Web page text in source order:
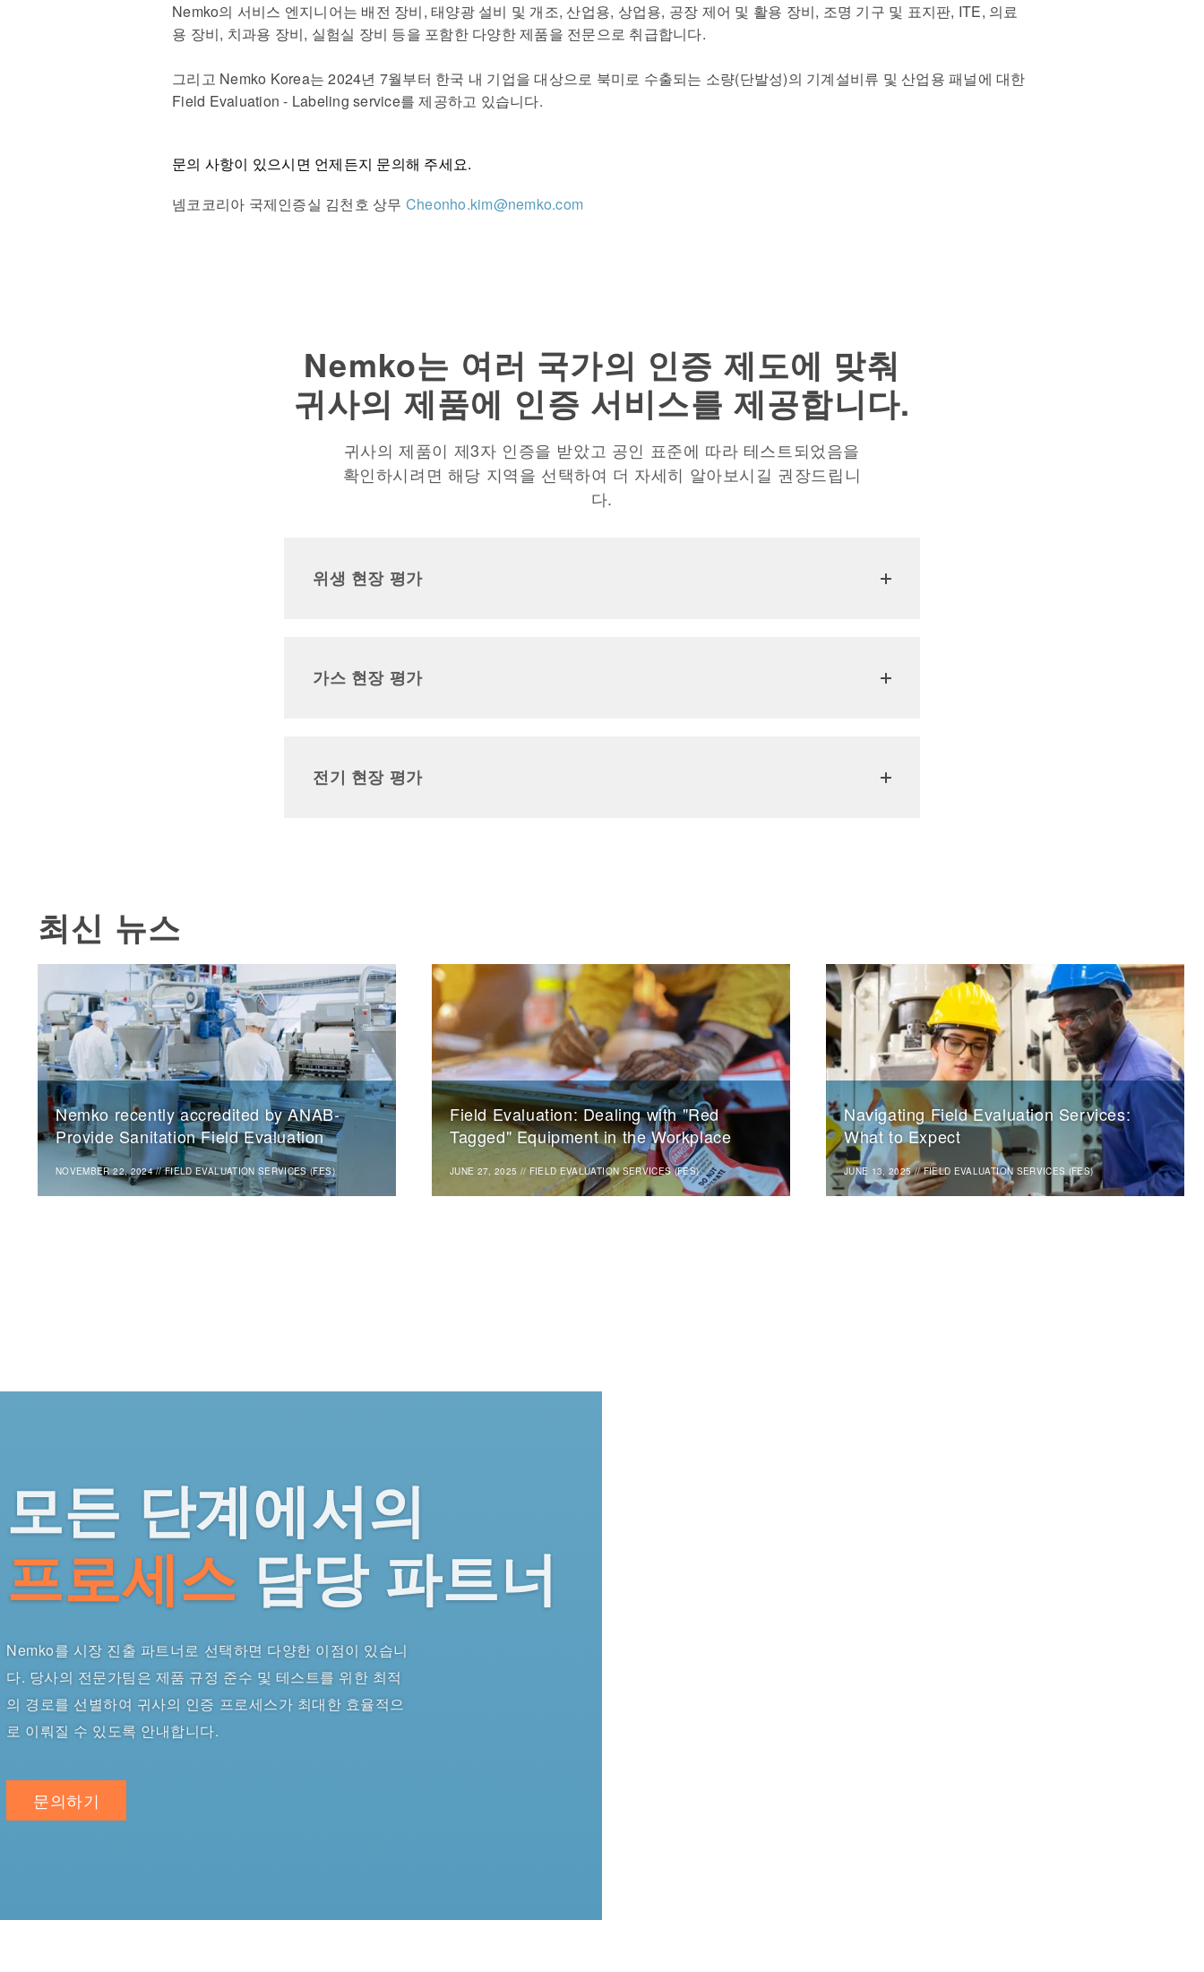
Nemko의 서비스 엔지니어는 배전 장비, 태양광 설비 및 개조, 산업용, 상업용, 공장 제어 및 활용 장비, 조명 기구 및 표지판, ITE, 의료
용 장비, 치과용 장비, 실험실 장비 등을 포함한 다양한 제품을 전문으로 취급합니다.
그리고 Nemko Korea는 2024년 7월부터 한국 내 기업을 대상으로 북미로 수출되는 소량(단발성)의 기계설비류 및 산업용 패널에 대한
Field Evaluation - Labeling service를 제공하고 있습니다.
문의 사항이 있으시면 언제든지 문의해 주세요.
넴코코리아 국제인증실 김천호 상무 Cheonho.kim@nemko.com
Nemko는 여러 국가의 인증 제도에 맞춰
귀사의 제품에 인증 서비스를 제공합니다.
귀사의 제품이 제3자 인증을 받았고 공인 표준에 따라 테스트되었음을
확인하시려면 해당 지역을 선택하여 더 자세히 알아보시길 권장드립니
다.
위생 현장 평가
가스 현장 평가
전기 현장 평가
최신 뉴스
Nemko recently accredited by ANAB-
Provide Sanitation Field Evaluation
NOVEMBER 22, 2024 //FIELD EVALUATION SERVICES (FES)
Field Evaluation: Dealing with "Red
Tagged" Equipment in the Workplace
JUNE 27, 2025 //FIELD EVALUATION SERVICES (FES)
Navigating Field Evaluation Services:
What to Expect
JUNE 13, 2025 //FIELD EVALUATION SERVICES (FES)
모든 단계에서의
프로세스 담당 파트너
Nemko를 시장 진출 파트너로 선택하면 다양한 이점이 있습니
다. 당사의 전문가팀은 제품 규정 준수 및 테스트를 위한 최적
의 경로를 선별하여 귀사의 인증 프로세스가 최대한 효율적으
로 이뤄질 수 있도록 안내합니다.
문의하기